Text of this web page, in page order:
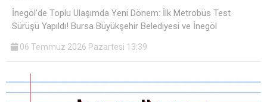
İnegöl’de Toplu Ulaşımda Yeni Dönem: İlk Metrobüs Test
Sürüşü Yapıldı! ​Bursa Büyükşehir Belediyesi ve İnegöl
06 Temmuz 2026 Pazartesi 13:39